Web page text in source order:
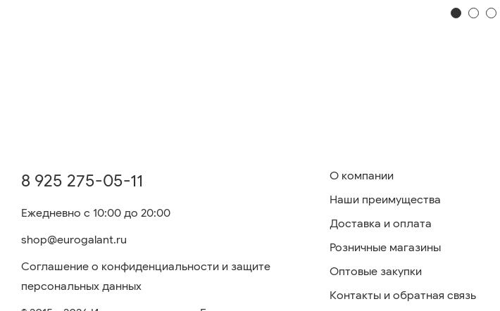
8 925 275-05-11
Ежедневно с 10:00 до 20:00
shop@eurogalant.ru
Соглашение о конфиденциальности и защите
персональных данных
О компании
Наши преимущества
Доставка и оплата
Розничные магазины
Оптовые закупки
Контакты и обратная связь